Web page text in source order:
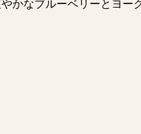
かなブルーベリーとヨー